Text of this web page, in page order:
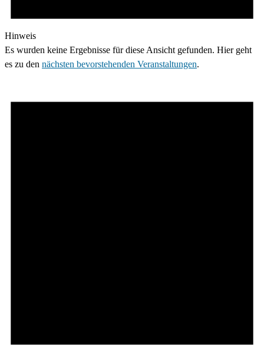
Hinweis
Es wurden keine Ergebnisse für diese Ansicht gefunden. Hier geht
es zu den nächsten bevorstehenden Veranstaltungen.